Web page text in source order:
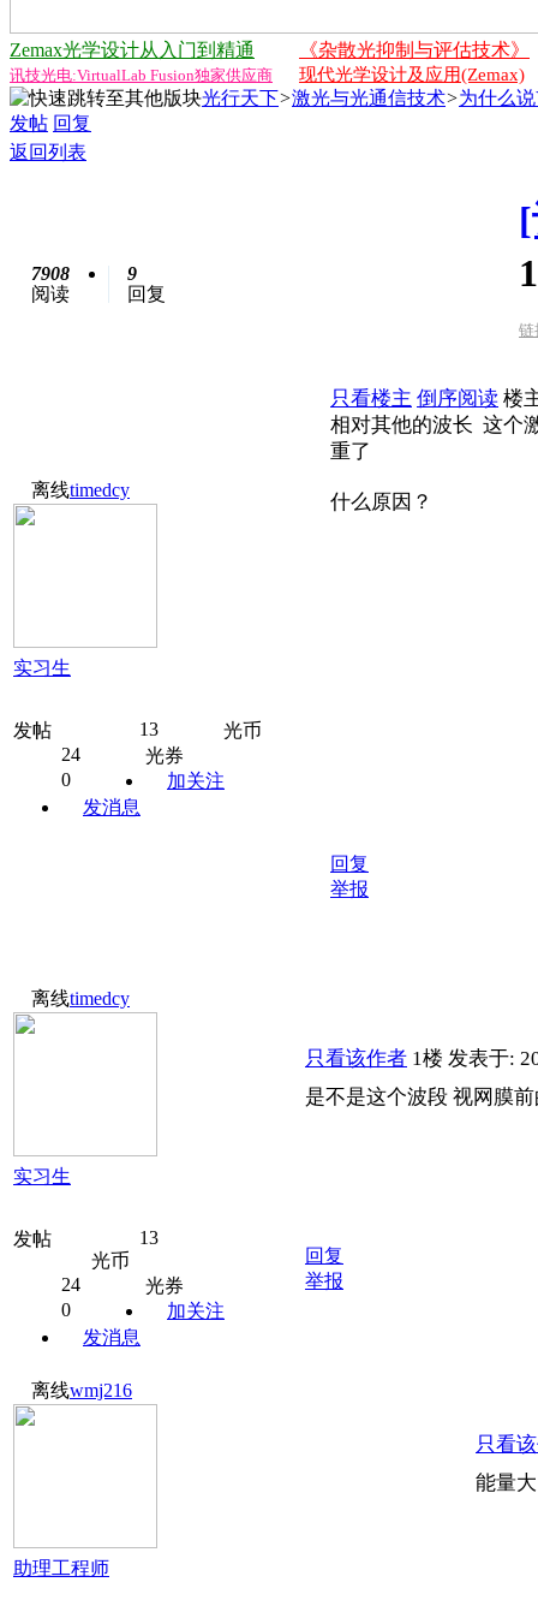
Zemax光学设计从入门到精通 《杂散光抑制与评估技术》
讯技光电:VirtualLab Fusion独家供应商 现代光学设计及应用(Zemax)
光行天下>激光与光通信技术>为什么
发帖 回复
返回列表
7908
阅读
9
回复
链
离线timedcy
实习生
发帖 13
光币
24
光券
0
加关注
发消息
只看楼主 倒序阅读 楼
相对其他的波长 这个
重了
什么原因？
回复
举报
离线timedcy
实习生
发帖
13
光币
24
光券
0
加关注
发消息
只看该作者 1楼 发表于:
是不是这个波段 视网膜
回复
举报
离线wmj216
助理工程师
只看
能量大